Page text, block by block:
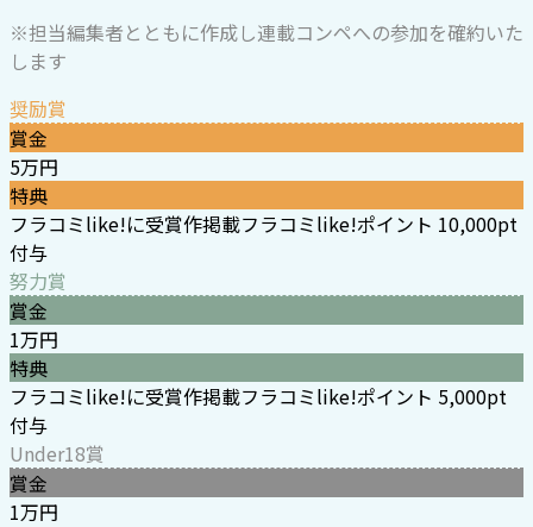
※担当編集者とともに作成し連載コンペへの参加を確約いた
します
奨励賞
賞金
5万円
特典
フラコミlike!に受賞作掲載フラコミlike!ポイント 10,000pt
付与
努力賞
賞金
1万円
特典
フラコミlike!に受賞作掲載フラコミlike!ポイント 5,000pt
付与
Under18賞
賞金
1万円